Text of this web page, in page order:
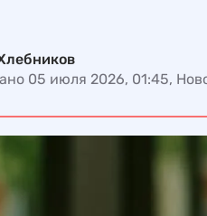
05 июля 2026, 01:45,